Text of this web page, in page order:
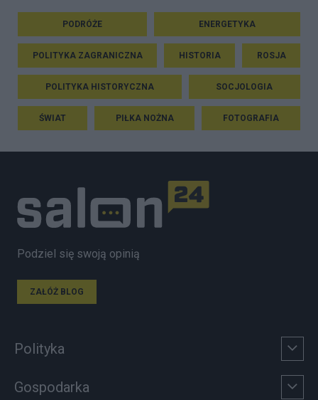
PODRÓŻE ENERGETYKA
POLITYKA ZAGRANICZNA HISTORIA ROSJA
POLITYKA HISTORYCZNA SOCJOLOGIA
ŚWIAT PIŁKA NOŻNA FOTOGRAFIA
Podziel się swoją opinią
ZAŁÓŻ BLOG
Polityka
Gospodarka